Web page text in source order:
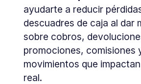
ayudarte a reducir
descuadres de caja al dar
sobre cobros,
promociones, comisiones
movimientos que
real.